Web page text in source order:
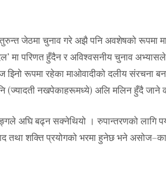
जेठमा चुनाव गरे अझै पनि अवशेषको रूपमा
मा परिणत हुँदैन र अविश्वसनीय चुनाव
रूपमा रहेका माओवादीको दलीय संरचना
(ज्यादती नखपेकाहरूमध्ये) अलि मलिन हुँदै जाने
अघि बढ्न सक्नेथियो । रुपान्तरणको लागि
तथा शक्ति प्रयोगको भरमा हुनेछ भने